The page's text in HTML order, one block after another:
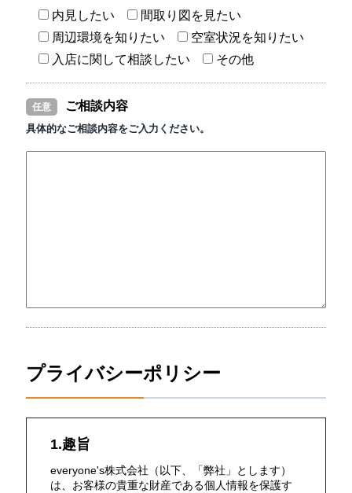
内見したい
間取り図を見たい
周辺環境を知りたい
空室状況を知りたい
入店に関して相談したい
その他
任意 ご相談内容
具体的なご相談内容をご入力ください。
プライバシーポリシー
1.趣旨
everyone's株式会社（以下、「弊社」とします）
は、お客様の貴重な財産である個人情報を保護す